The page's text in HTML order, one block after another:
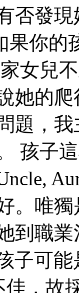
否發
果你的
女兒
的爬
題，
孩子
。唯
到職
子可
，故